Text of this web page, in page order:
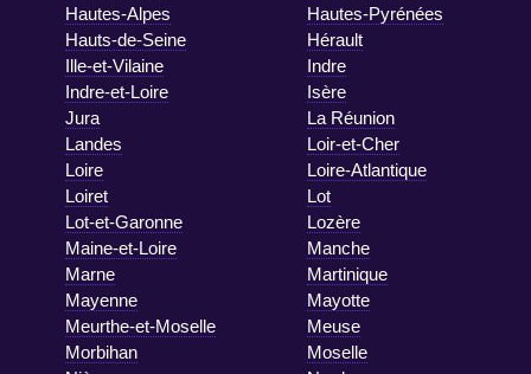
Hautes-Alpes
Hautes-Pyrénées
Hauts-de-Seine
Hérault
Ille-et-Vilaine
Indre
Indre-et-Loire
Isère
Jura
La Réunion
Landes
Loir-et-Cher
Loire
Loire-Atlantique
Loiret
Lot
Lot-et-Garonne
Lozère
Maine-et-Loire
Manche
Marne
Martinique
Mayenne
Mayotte
Meurthe-et-Moselle
Meuse
Morbihan
Moselle